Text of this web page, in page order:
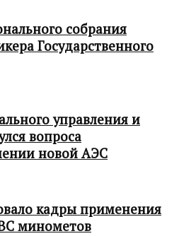
собрания
Государственного
управления и
вопроса
новой АЭС
кадры применения
минометов